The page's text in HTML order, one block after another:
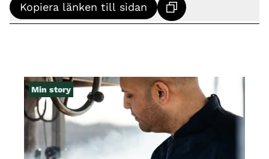
Kopiera länken till sidan
Min story